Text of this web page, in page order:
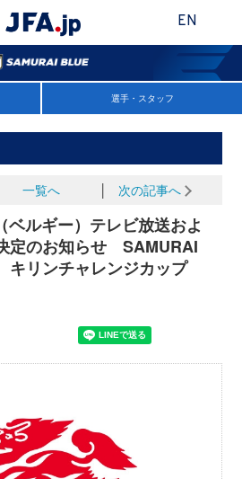
EN
選手・スタッフ
一覧へ 次の記事へ
ベルギー）テレビ放送およ
定のお知らせ SAMURAI
キリンチャレンジカップ